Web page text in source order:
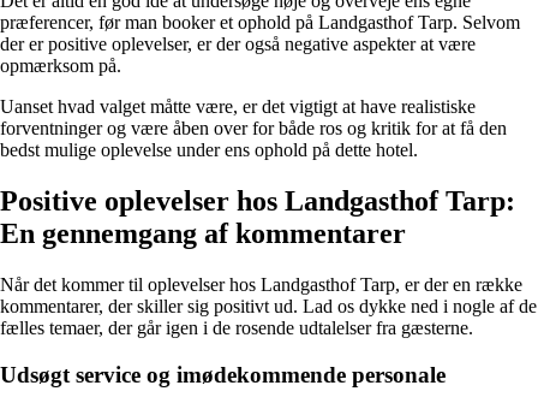
præferencer, før man booker et ophold på Landgasthof Tarp. Selvom
der er positive oplevelser, er der også negative aspekter at være
opmærksom på.
Uanset hvad valget måtte være, er det vigtigt at have realistiske
forventninger og være åben over for både ros og kritik for at få den
bedst mulige oplevelse under ens ophold på dette hotel.
Positive oplevelser hos Landgasthof Tarp:
En gennemgang af kommentarer
Når det kommer til oplevelser hos Landgasthof Tarp, er der en række
kommentarer, der skiller sig positivt ud. Lad os dykke ned i nogle af de
fælles temaer, der går igen i de rosende udtalelser fra gæsterne.
Udsøgt service og imødekommende personale